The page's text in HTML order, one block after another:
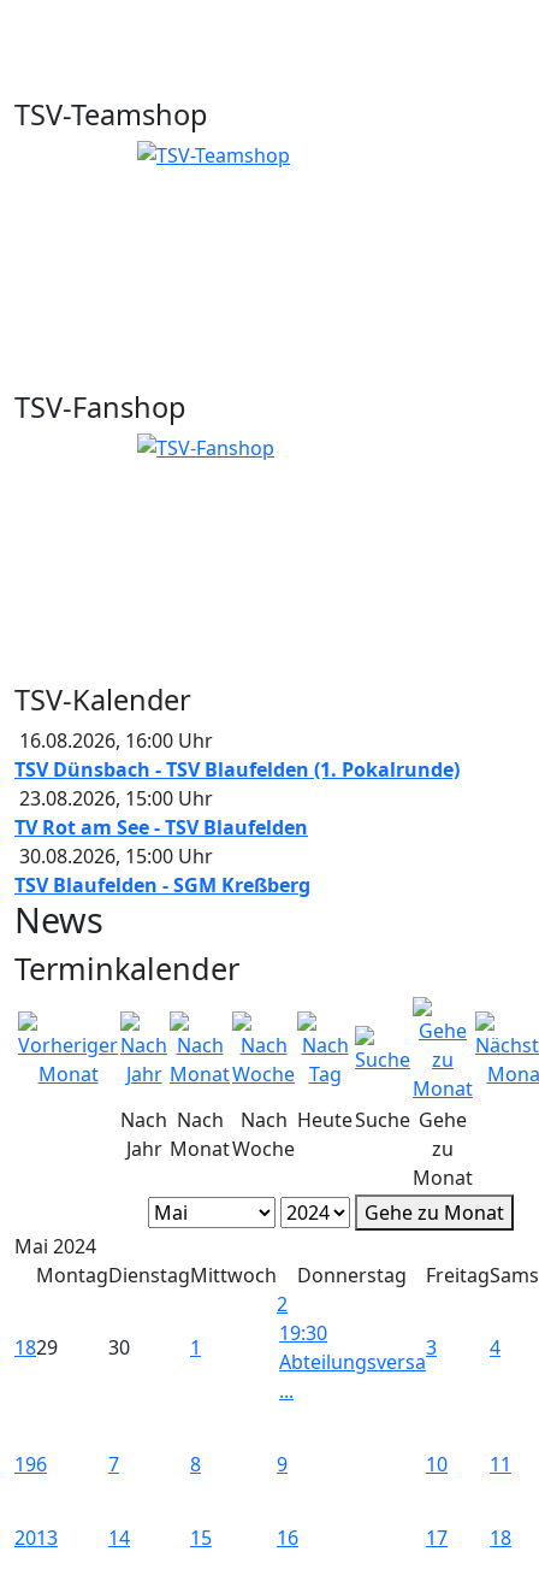
TSV-Teamshop
TSV-Fanshop
TSV-Kalender
16.08.2026, 16:00 Uhr
TSV Dünsbach - TSV Blaufelden (1. Pokalrunde)
23.08.2026, 15:00 Uhr
TV Rot am See - TSV Blaufelden
30.08.2026, 15:00 Uhr
TSV Blaufelden - SGM Kreßberg
News
Terminkalender
Nach
Jahr
Nach
Monat
Nach
Woche
HeuteSuche Gehe
zu
Monat
Gehe zu Monat
Mai 2024
MontagDienstagMittwoch Donnerstag Freitag
1829 30 1
2
19:30
Abteilungsversa
...
3 4
196 7 8 9 10 11
2013 14 15 16 17 18